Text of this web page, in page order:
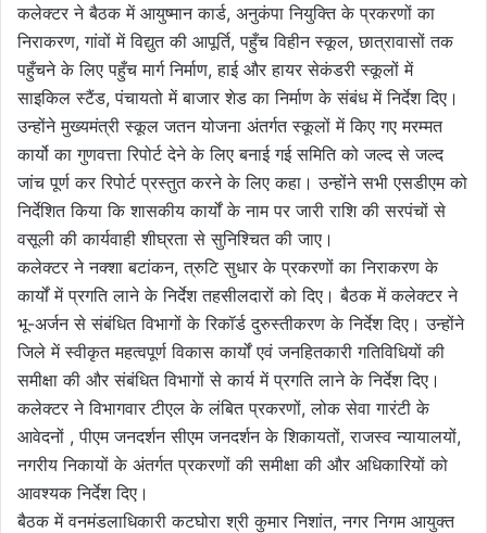
कलेक्टर ने बैठक में आयुष्मान कार्ड, अनुकंपा नियुक्ति के प्रकरणों का
निराकरण, गांवों में विद्युत की आपूर्ति, पहुँच विहीन स्कूल, छात्रावासों तक
पहुँचने के लिए पहुँच मार्ग निर्माण, हाई और हायर सेकंडरी स्कूलों में
साइकिल स्टैंड, पंचायतो में बाजार शेड का निर्माण के संबंध में निर्देश दिए।
उन्होंने मुख्यमंत्री स्कूल जतन योजना अंतर्गत स्कूलों में किए गए मरम्मत
कार्यो का गुणवत्ता रिपोर्ट देने के लिए बनाई गई समिति को जल्द से जल्द
जांच पूर्ण कर रिपोर्ट प्रस्तुत करने के लिए कहा। उन्होंने सभी एसडीएम को
निर्देशित किया कि शासकीय कार्यों के नाम पर जारी राशि की सरपंचों से
वसूली की कार्यवाही शीघ्रता से सुनिश्चित की जाए।
कलेक्टर ने नक्शा बटांकन, त्रुटि सुधार के प्रकरणों का निराकरण के
कार्यों में प्रगति लाने के निर्देश तहसीलदारों को दिए। बैठक में कलेक्टर ने
भू-अर्जन से संबंधित विभागों के रिकॉर्ड दुरुस्तीकरण के निर्देश दिए। उन्होंने
जिले में स्वीकृत महत्वपूर्ण विकास कार्यों एवं जनहितकारी गतिविधियों की
समीक्षा की और संबंधित विभागों से कार्य में प्रगति लाने के निर्देश दिए।
कलेक्टर ने विभागवार टीएल के लंबित प्रकरणों, लोक सेवा गारंटी के
आवेदनों , पीएम जनदर्शन सीएम जनदर्शन के शिकायतों, राजस्व न्यायालयों,
नगरीय निकायों के अंतर्गत प्रकरणों की समीक्षा की और अधिकारियों को
आवश्यक निर्देश दिए।
बैठक में वनमंडलाधिकारी कटघोरा श्री कुमार निशांत, नगर निगम आयुक्त